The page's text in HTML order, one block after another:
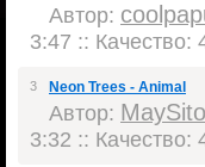
Автор:
3:47 ::
3 Neon Trees - Animal
Автор:
3:32 ::